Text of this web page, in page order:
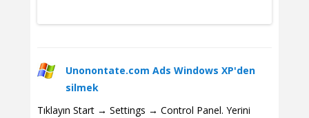
Unonontate.com Ads Windows XP'den
silmek
Tıklayın Start → Settings → Control Panel. Yerini